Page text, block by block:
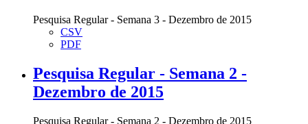
Pesquisa Regular - Semana 3 - Dezembro de 2015
CSV
PDF
Pesquisa Regular - Semana 2 -
Dezembro de 2015
Pesquisa Regular - Semana 2 - Dezembro de 2015